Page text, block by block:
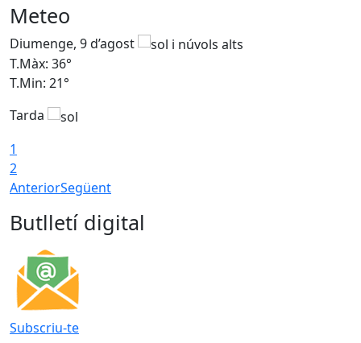
Meteo
Diumenge, 9 d’agost
T.Màx: 36°
T.Min: 21°
Tarda
1
2
AnteriorSegüent
Butlletí digital
Subscriu-te